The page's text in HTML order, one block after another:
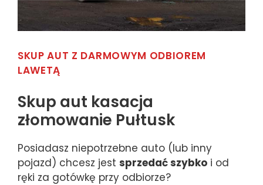
SKUP AUT Z DARMOWYM ODBIOREM
LAWETĄ
Skup aut kasacja
złomowanie Pułtusk
Posiadasz niepotrzebne auto (lub inny
pojazd) chcesz jest sprzedać szybko i od
ręki za gotówkę przy odbiorze?